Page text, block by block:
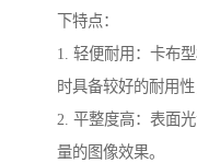
下特点：
1. 轻便耐用：卡布
时具备较好的耐用
2. 平整度高：表面
量的图像效果。